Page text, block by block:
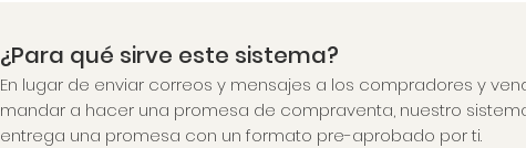
¿Para qué sirve este sistema?
En lugar de enviar correos y mensajes a los compradores y
mandar a hacer una promesa de compraventa, nuestro
entrega una promesa con un formato pre-aprobado por ti.